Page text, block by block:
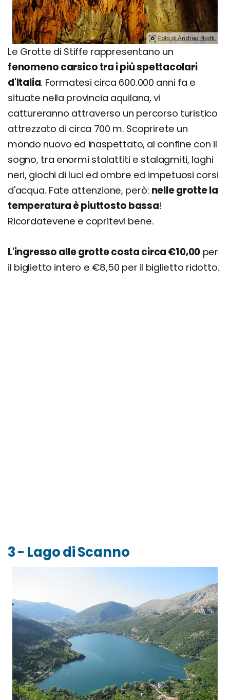
Foto di Andrea Pilotti.
Le Grotte di Stiffe rappresentano un
fenomeno carsico tra i più spettacolari
d'Italia. Formatesi circa 600.000 anni fa e
situate nella provincia aquilana, vi
cattureranno attraverso un percorso turistico
attrezzato di circa 700 m. Scoprirete un
mondo nuovo ed inaspettato, al confine con il
sogno, tra enormi stalattiti e stalagmiti, laghi
neri, giochi di luci ed ombre ed impetuosi corsi
d'acqua. Fate attenzione, però: nelle grotte la
temperatura è piuttosto bassa!
Ricordatevene e copritevi bene.
L'ingresso alle grotte costa circa €10,00 per
il biglietto intero e €8,50 per il biglietto ridotto.
3 - Lago di Scanno